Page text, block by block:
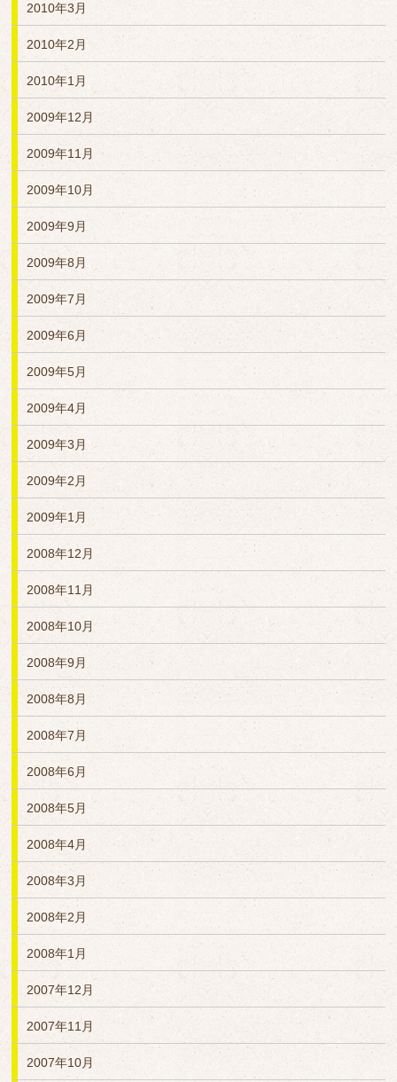
2010年3月
2010年2月
2010年1月
2009年12月
2009年11月
2009年10月
2009年9月
2009年8月
2009年7月
2009年6月
2009年5月
2009年4月
2009年3月
2009年2月
2009年1月
2008年12月
2008年11月
2008年10月
2008年9月
2008年8月
2008年7月
2008年6月
2008年5月
2008年4月
2008年3月
2008年2月
2008年1月
2007年12月
2007年11月
2007年10月